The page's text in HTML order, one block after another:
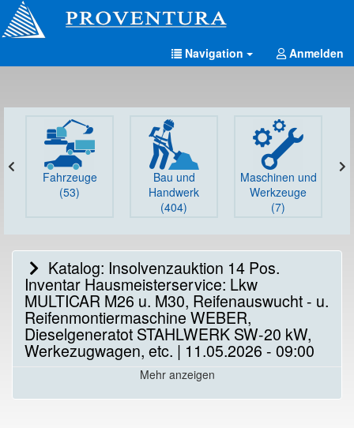
Navigation Anmelden
Fahrzeuge
(53)
Bau und
Handwerk
(404)
Maschinen und
Werkzeuge
(7)
Katalog: Insolvenzauktion 14 Pos.
Inventar Hausmeisterservice: Lkw
MULTICAR M26 u. M30, Reifenauswucht - u.
Reifenmontiermaschine WEBER,
Dieselgeneratot STAHLWERK SW-20 kW,
Werkezugwagen, etc. | 11.05.2026 - 09:00
Mehr anzeigen